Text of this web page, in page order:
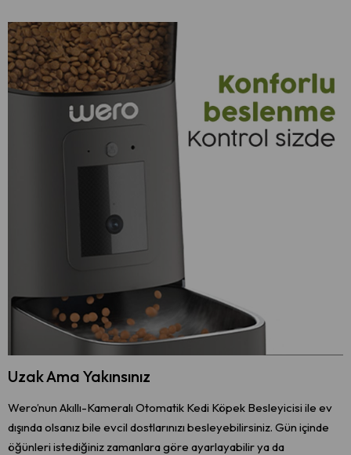
Uzak Ama Yakınsınız
Wero’nun Akıllı-Kameralı Otomatik Kedi Köpek Besleyicisi ile ev
dışında olsanız bile evcil dostlarınızı besleyebilirsiniz. Gün içinde
öğünleri istediğiniz zamanlara göre ayarlayabilir ya da